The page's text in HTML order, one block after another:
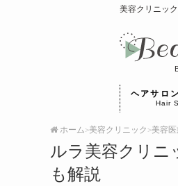
美容クリニッ
ヘアサロ
Hair
ホーム>美容クリニック >美容医
ルラ美容クリニ
も解説